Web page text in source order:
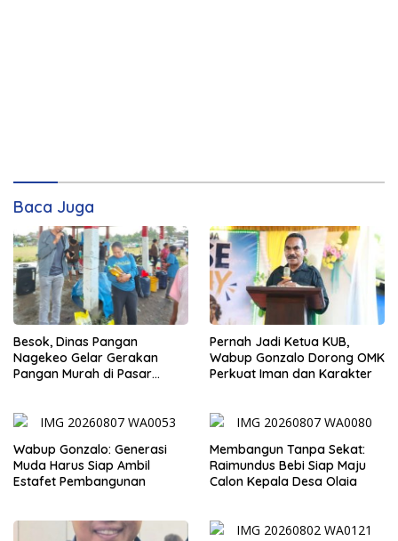
Baca Juga
Besok, Dinas Pangan
Nagekeo Gelar Gerakan
Pangan Murah di Pasar
Pernah Jadi Ketua KUB,
Wabup Gonzalo Dorong OMK
Perkuat Iman dan Karakter
Wabup Gonzalo: Generasi
Muda Harus Siap Ambil
Estafet Pembangunan
Membangun Tanpa Sekat:
Raimundus Bebi Siap Maju
Calon Kepala Desa Olaia